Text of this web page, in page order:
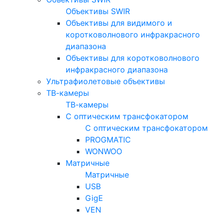
Объективы SWIR
Объективы для видимого и
коротковолнового инфракрасного
диапазона
Объективы для коротковолнового
инфракрасного диапазона
Ультрафиолетовые объективы
ТВ-камеры
ТВ-камеры
С оптическим трансфокатором
С оптическим трансфокатором
PROGMATIC
WONWOO
Матричные
Матричные
USB
GigE
VEN